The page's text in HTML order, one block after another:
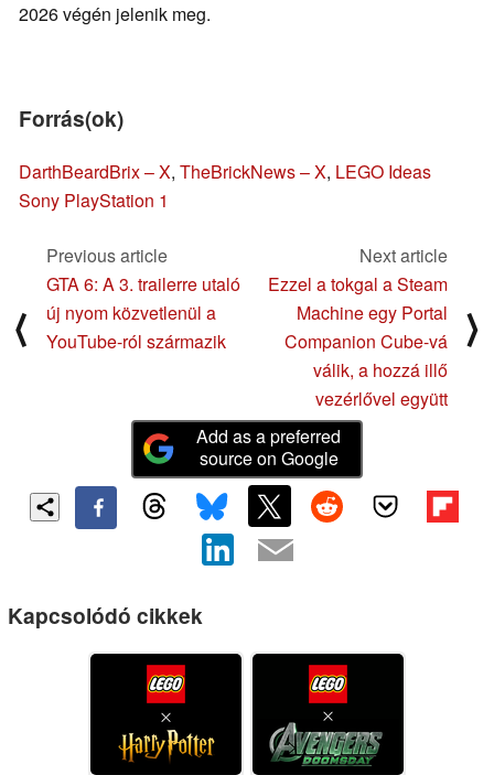
2026 végén jelenik meg.
Forrás(ok)
DarthBeardBrix – X, TheBrickNews – X, LEGO Ideas
Sony PlayStation 1
⟨
Previous article
GTA 6: A 3. trailerre utaló
új nyom közvetlenül a
YouTube-ról származik
Next article
Ezzel a tokgal a Steam
Machine egy Portal
Companion Cube-vá
válik, a hozzá illő
vezérlővel együtt
⟩
Add as a preferred
source on Google
Kapcsolódó cikkek